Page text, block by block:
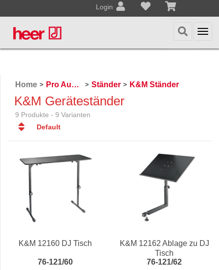
Login
Home > Pro Audio, Mics, Stands > Ständer > K&M Ständer
K&M Geräteständer
9 Produkte - 9 Varianten
Default
Default
Datum
Datum
K&M 12160 DJ Tisch
76-121/60
K&M 12162 Ablage zu DJ
Tisch
76-121/62